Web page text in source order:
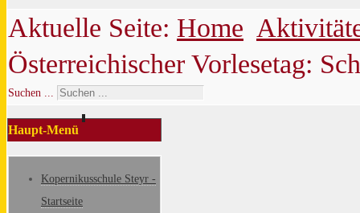
Aktuelle Seite: Home
Österreichischer Vorlesetag:
Suchen ...
Haupt-Menü
Kopernikusschule Steyr -
Startseite